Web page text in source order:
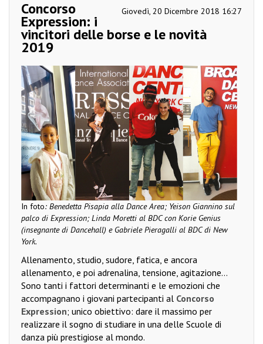
Giovedì, 20 Dicembre 2018 16:27
Concorso
Expression: i
vincitori delle borse e le novità
2019
In foto: Benedetta Pisapia alla Dance Area; Yeison Giannino sul
palco di Expression; Linda Moretti al BDC con Korie Genius
(insegnante di Dancehall) e Gabriele Pieragalli al BDC di New
York.
Allenamento, studio, sudore, fatica, e ancora
allenamento, e poi adrenalina, tensione, agitazione…
Sono tanti i fattori determinanti e le emozioni che
accompagnano i giovani partecipanti al Concorso
Expression; unico obiettivo: dare il massimo per
realizzare il sogno di studiare in una delle Scuole di
danza più prestigiose al mondo.